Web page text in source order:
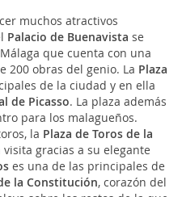
muchos atractivos
Palacio de Buenavista se
que cuenta con una
200 obras del genio. La Plaza
de la ciudad y en ella
de Picasso. La plaza además
para los malagueños.
la Plaza de Toros de la
gracias a su elegante
es una de las principales de
la Constitución, corazón del